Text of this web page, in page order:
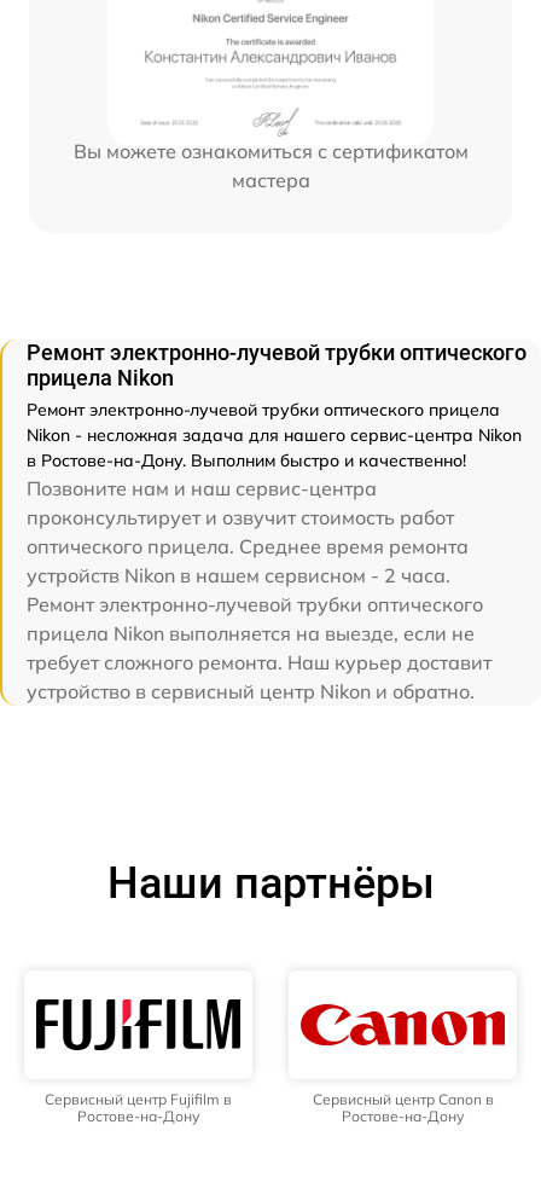
Вы можете ознакомиться с сертификатом
мастера
Ремонт электронно-лучевой трубки оптического
прицела Nikon
Ремонт электронно-лучевой трубки оптического прицела
Nikon - несложная задача для нашего сервис-центра Nikon
в Ростове-на-Дону. Выполним быстро и качественно!
Позвоните нам и наш сервис-центра
проконсультирует и озвучит стоимость работ
оптического прицела. Среднее время ремонта
устройств Nikon в нашем сервисном - 2 часа.
Ремонт электронно-лучевой трубки оптического
прицела Nikon выполняется на выезде, если не
требует сложного ремонта. Наш курьер доставит
устройство в сервисный центр Nikon и обратно.
Наши партнёры
Сервисный центр Fujifilm в
Ростове-на-Дону
Сервисный центр Canon в
Ростове-на-Дону